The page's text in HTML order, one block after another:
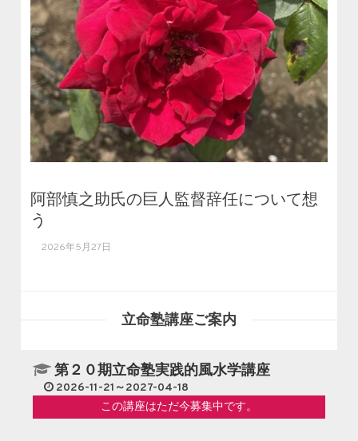
阿部慎之助氏の巨人監督辞任について想
う
2026年5月27日
立命塾講座ご案内
第２０期立命塾実践的風水学講座
2026-11-21～2027-04-18
この講座はただ今募集中です。